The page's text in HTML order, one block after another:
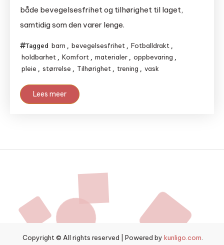
både bevegelsesfrihet og tilhørighet til laget,
samtidig som den varer lenge.
Tagged barn , bevegelsesfrihet , Fotballdrakt ,
holdbarhet , Komfort , materialer , oppbevaring ,
pleie , størrelse , Tilhørighet , trening , vask
Lees meer
Copyright © All rights reserved Powered by kunligo.com